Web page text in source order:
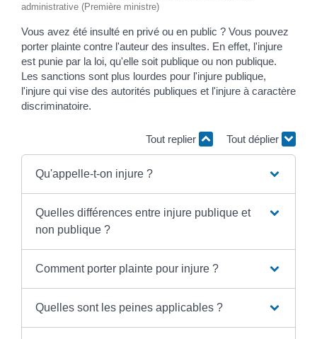
administrative (Première ministre)
Vous avez été insulté en privé ou en public ? Vous pouvez
porter plainte contre l'auteur des insultes. En effet, l'injure
est punie par la loi, qu'elle soit publique ou non publique.
Les sanctions sont plus lourdes pour l'injure publique,
l'injure qui vise des autorités publiques et l'injure à caractère
discriminatoire.
Tout replier Tout déplier
Qu'appelle-t-on injure ?
Quelles différences entre injure publique et
non publique ?
Comment porter plainte pour injure ?
Quelles sont les peines applicables ?